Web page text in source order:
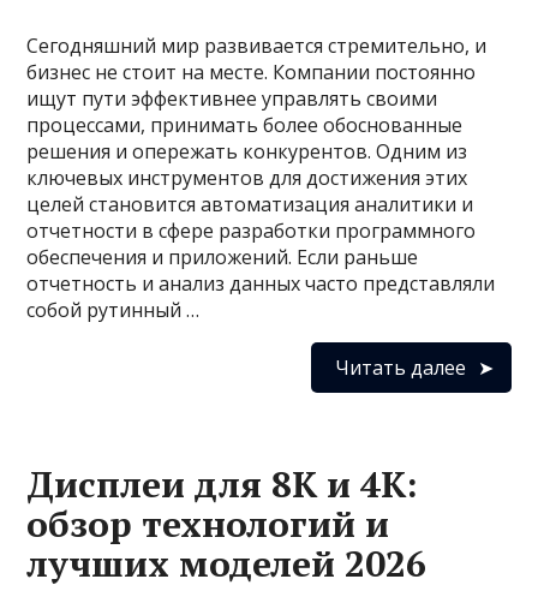
Сегодняшний мир развивается стремительно, и
бизнес не стоит на месте. Компании постоянно
ищут пути эффективнее управлять своими
процессами, принимать более обоснованные
решения и опережать конкурентов. Одним из
ключевых инструментов для достижения этих
целей становится автоматизация аналитики и
отчетности в сфере разработки программного
обеспечения и приложений. Если раньше
отчетность и анализ данных часто представляли
собой рутинный …
Читать далее
Дисплеи для 8K и 4K:
обзор технологий и
лучших моделей 2026